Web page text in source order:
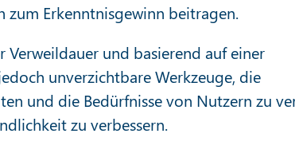
zum Erkenntnisgewinn beitragen.
und basierend auf einer
unverzichtbare Werkzeuge, die
und die Bedürfnisse von Nutzern zu
zu verbessern.